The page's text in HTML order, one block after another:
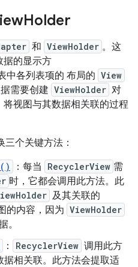
Holder
和 ViewHolder 。这
据的显示方
中各列表项的 布局的 View
需要创建 ViewHolder 对
视图与其数据相关联的过程
个关键方法：
：每当 RecyclerView 需
时，它都会调用此方法。此
及其关联的
的内容，因为 ViewHolder
。
： RecyclerView 调用此方
据相关联。此方法会提取适